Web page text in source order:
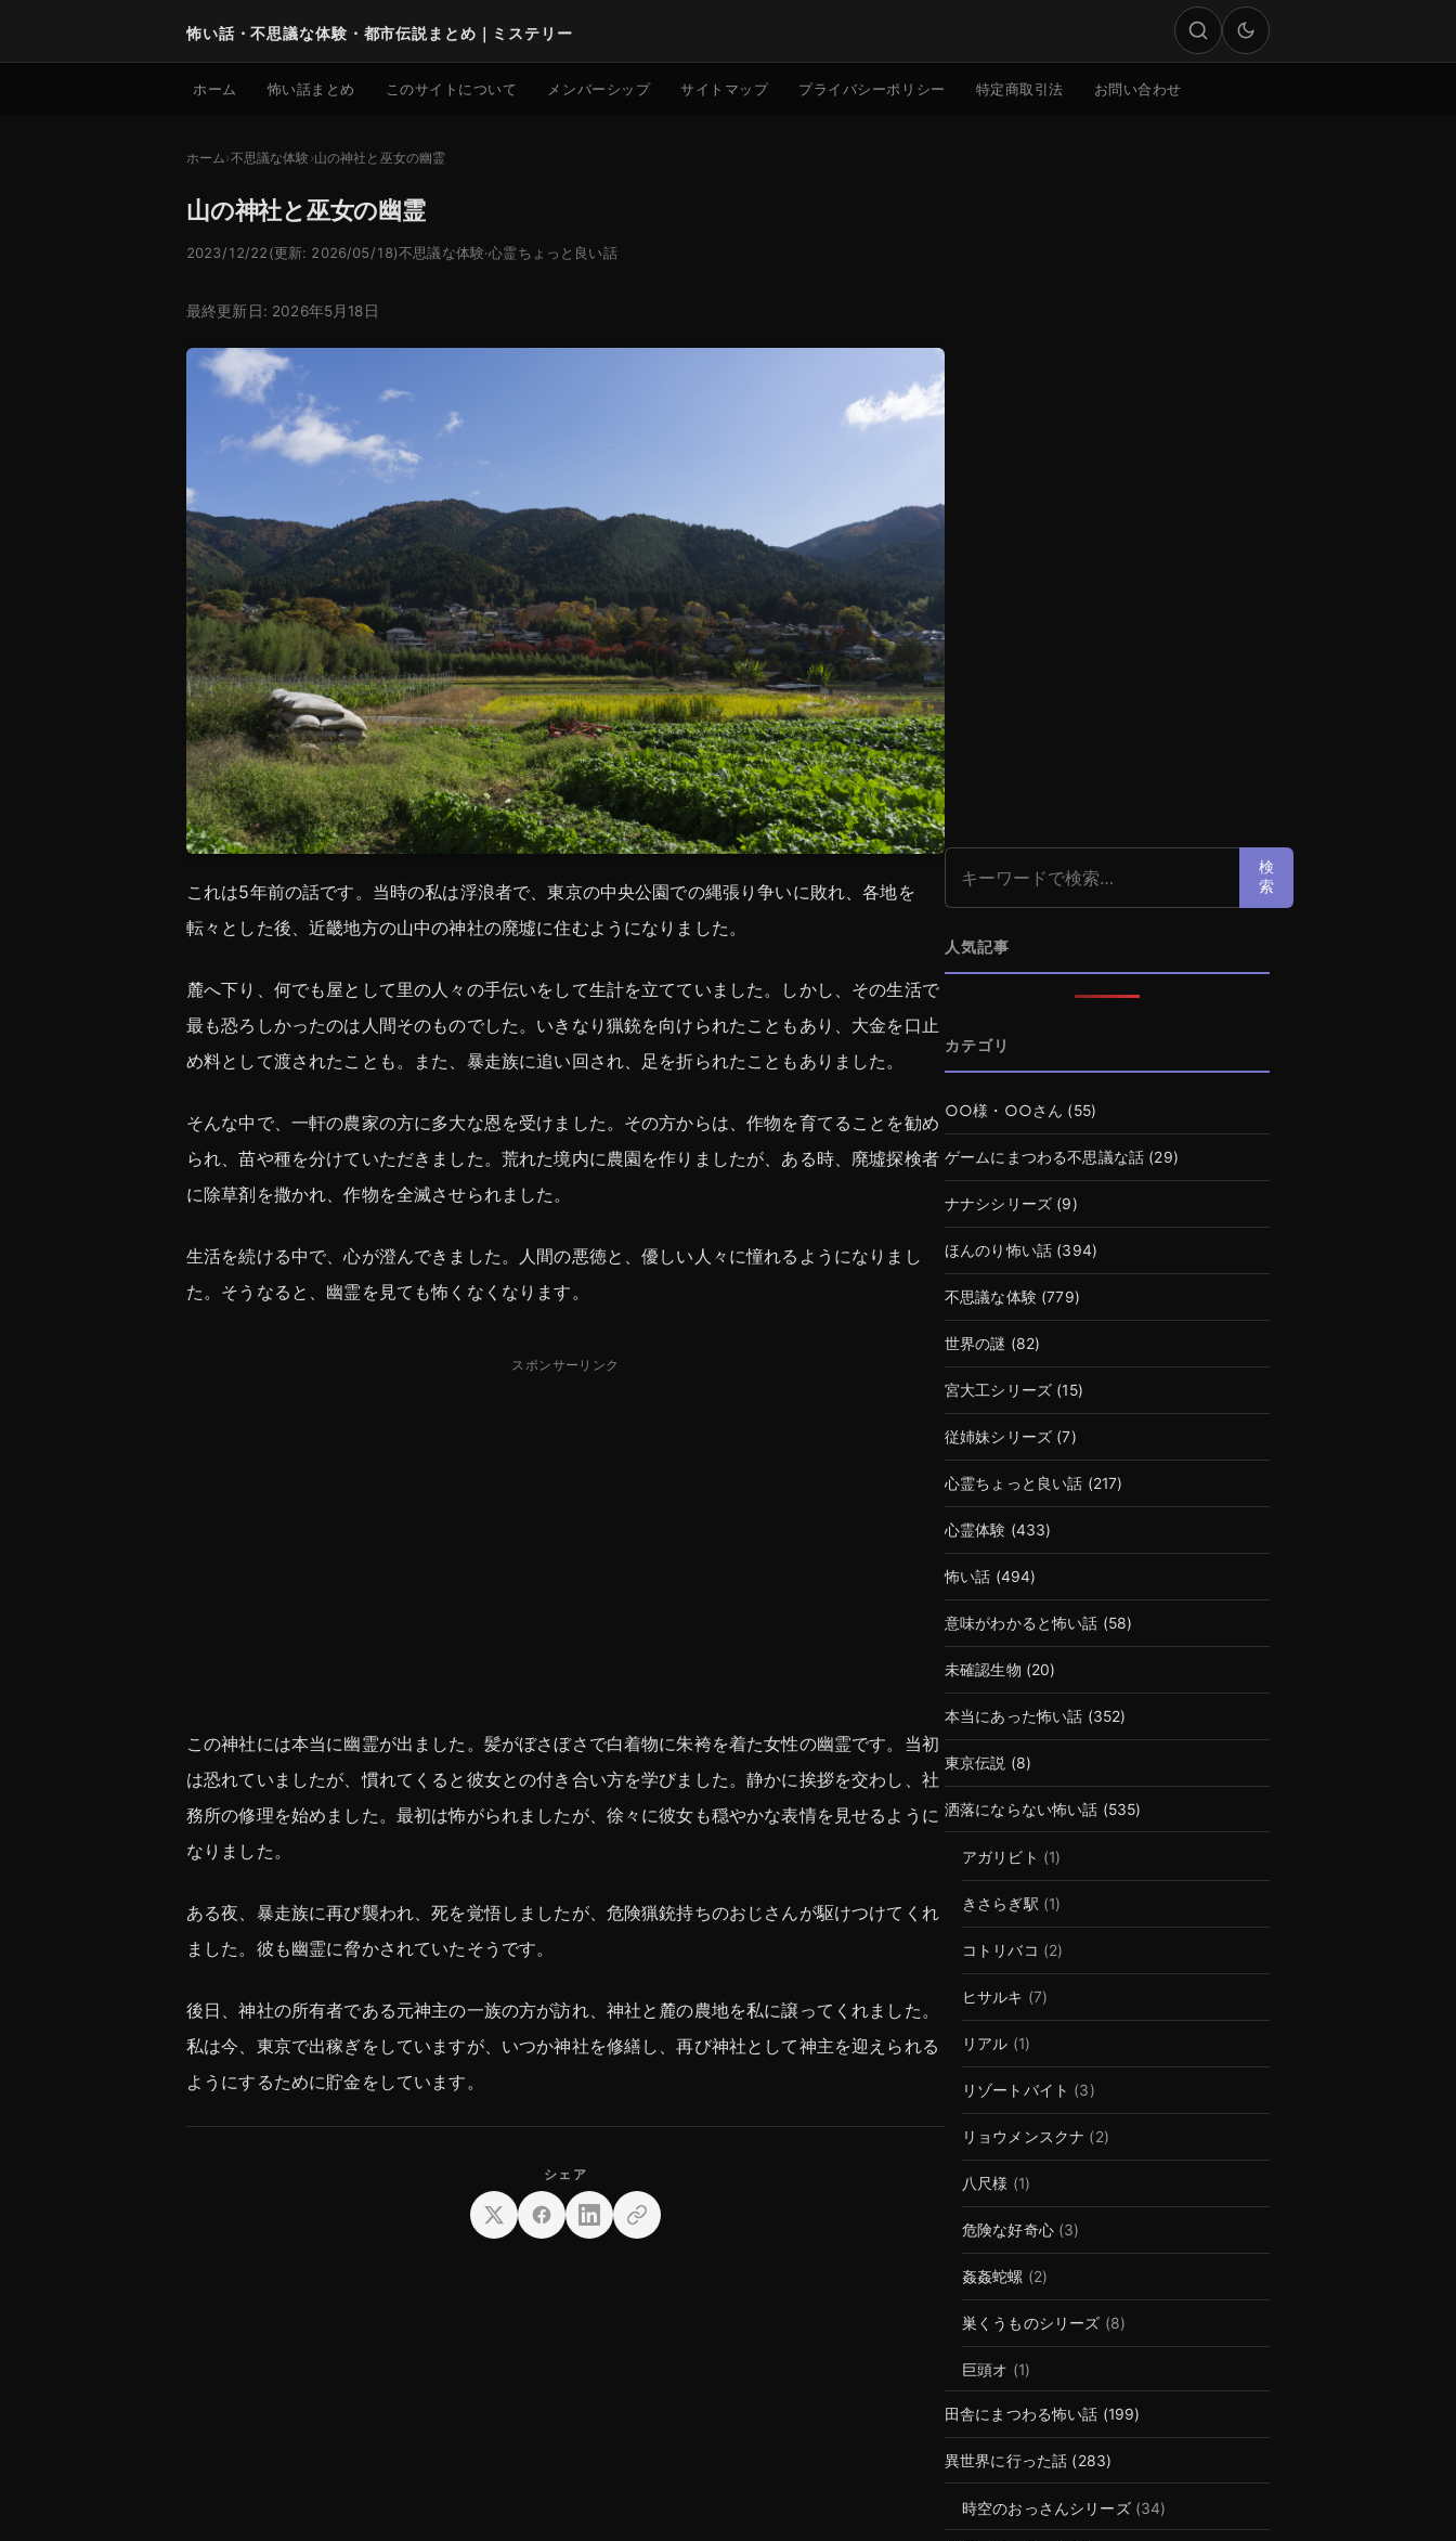
怖い話・不思議な体験・都市伝説まとめ｜ミステリー
ホーム 怖い話まとめ このサイトについて メンバーシップ サイトマップ プライバシーポリシー 特定商取引法 お問い合わせ
ホーム 不思議な体験 山の神社と巫女の幽霊
山の神社と巫女の幽霊
2023/12/22 (更新: 2026/05/18)不思議な体験·心霊ちょっと良い話
最終更新日: 2026年5月18日
これは5年前の話です。当時の私は浮浪者で、東京の中央公園での縄張り争いに敗れ、各地を
転々とした後、近畿地方の山中の神社の廃墟に住むようになりました。
麓へ下り、何でも屋として里の人々の手伝いをして生計を立てていました。しかし、その生活で
最も恐ろしかったのは人間そのものでした。いきなり猟銃を向けられたこともあり、大金を口止
め料として渡されたことも。また、暴走族に追い回され、足を折られたこともありました。
そんな中で、一軒の農家の方に多大な恩を受けました。その方からは、作物を育てることを勧め
られ、苗や種を分けていただきました。荒れた境内に農園を作りましたが、ある時、廃墟探検者
に除草剤を撒かれ、作物を全滅させられました。
生活を続ける中で、心が澄んできました。人間の悪徳と、優しい人々に憧れるようになりまし
た。そうなると、幽霊を見ても怖くなくなります。
スポンサーリンク
この神社には本当に幽霊が出ました。髪がぼさぼさで白着物に朱袴を着た女性の幽霊です。当初
は恐れていましたが、慣れてくると彼女との付き合い方を学びました。静かに挨拶を交わし、社
務所の修理を始めました。最初は怖がられましたが、徐々に彼女も穏やかな表情を見せるように
なりました。
ある夜、暴走族に再び襲われ、死を覚悟しましたが、危険猟銃持ちのおじさんが駆けつけてくれ
ました。彼も幽霊に脅かされていたそうです。
後日、神社の所有者である元神主の一族の方が訪れ、神社と麓の農地を私に譲ってくれました。
私は今、東京で出稼ぎをしていますが、いつか神社を修繕し、再び神社として神主を迎えられる
ようにするために貯金をしています。
検
索
人気記事
カテゴリ
○○様・○○さん (55)
ゲームにまつわる不思議な話 (29)
ナナシシリーズ (9)
ほんのり怖い話 (394)
不思議な体験(779)
世界の謎 (82)
宮大工シリーズ (15)
従姉妹シリーズ (7)
心霊ちょっと良い話 (217)
心霊体験 (433)
怖い話 (494)
意味がわかると怖い話 (58)
未確認生物 (20)
本当にあった怖い話 (352)
東京伝説 (8)
洒落にならない怖い話 (535)
アガリビト (1)
きさらぎ駅 (1)
コトリバコ (2)
ヒサルキ (7)
リアル (1)
リゾートバイト (3)
リョウメンスクナ (2)
八尺様 (1)
危険な好奇心(3)
姦姦蛇螺 (2)
巣くうものシリーズ (8)
巨頭オ (1)
田舎にまつわる怖い話 (199)
異世界に行った話 (283)
時空のおっさんシリーズ(34)